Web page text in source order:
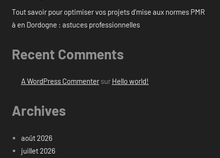
Tout savoir pour optimiser vos projets d’mise aux normes PMR
à en Dordogne : astuces professionnelles
Recent Comments
A WordPress Commentersur Hello world!
Archives
août 2026
juillet 2026